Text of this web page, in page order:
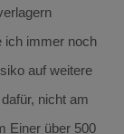
ich immer noch
auf weitere
nicht am
Einer über 500